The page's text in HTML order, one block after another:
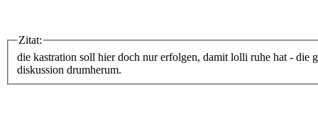
Zitat:
die kastration soll hier doch nur erfolgen, damit lolli ruhe hat - die
diskussion drumherum.